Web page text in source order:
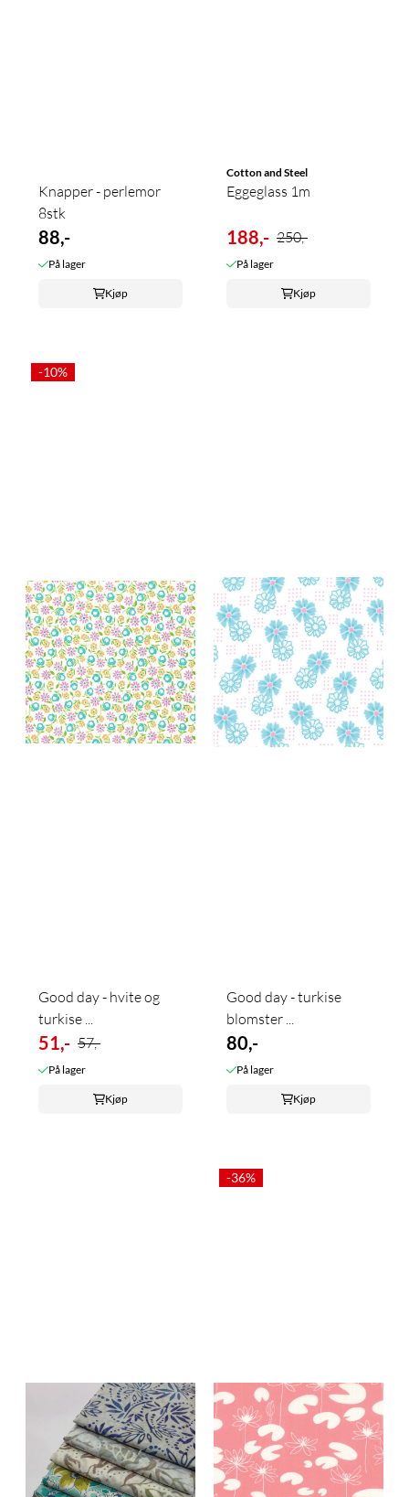
Knapper - perlemor
8stk
88,-
På lager
Kjøp
Cotton and Steel
Eggeglass 1m
188,- 250,-
På lager
Kjøp
-10%
Good day - hvite og
turkise ...
51,- 57,-
På lager
Kjøp
Good day - turkise
blomster ...
80,-
På lager
Kjøp
-36%